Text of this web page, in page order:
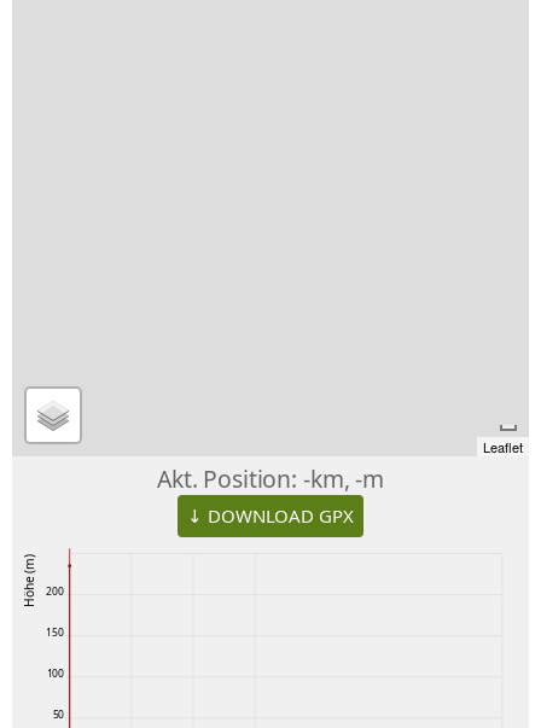
Leaflet
Akt. Position: -km, -m
↓ DOWNLOAD GPX
50
100
150
200
Höhe (m)